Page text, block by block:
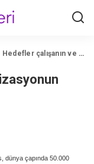
Hedefler çalışanın ve organizasyonun performansını belirliyor
dünya çapında 50.000